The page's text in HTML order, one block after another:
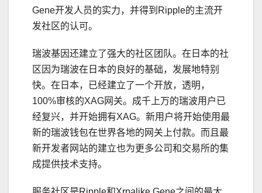
Gene开发人员的实力，并得到Ripple的主流开
发社区的认可。
瑞波基因还建立了强大的社区团队。在日本的社
区因为瑞波在日本的良好的基础，发展地特别
快。在日本，已经建立了一个开放，透明，
100%审核的XAG网关。成千上万的瑞波用户已
经复兴，并开始拥有XAG。新用户将开始使用最
新的瑞波钱包在世界各地的网关上付款。而且最
新开发者网站的建立也为更多公司和交易所的集
成提供技术支持。